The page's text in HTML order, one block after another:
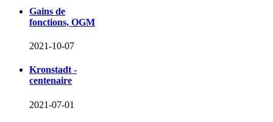
Gains de
fonctions, OGM
2021-10-07
Kronstadt -
centenaire
2021-07-01